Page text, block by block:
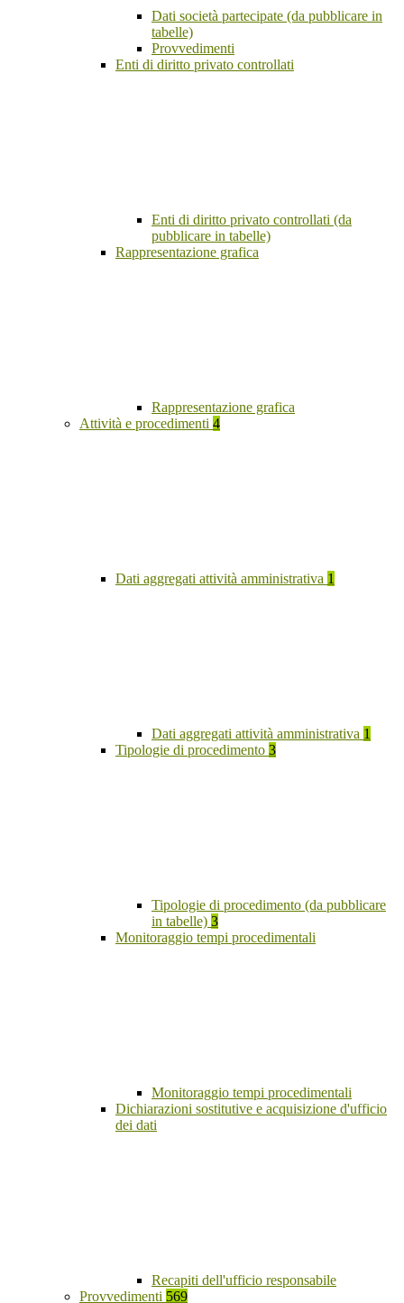
Dati società partecipate (da pubblicare in
tabelle)
Provvedimenti
Enti di diritto privato controllati
Enti di diritto privato controllati (da
pubblicare in tabelle)
Rappresentazione grafica
Rappresentazione grafica
Attività e procedimenti 4
Dati aggregati attività amministrativa 1
Dati aggregati attività amministrativa 1
Tipologie di procedimento 3
Tipologie di procedimento (da pubblicare
in tabelle) 3
Monitoraggio tempi procedimentali
Monitoraggio tempi procedimentali
Dichiarazioni sostitutive e acquisizione d'ufficio
dei dati
Recapiti dell'ufficio responsabile
Provvedimenti 569